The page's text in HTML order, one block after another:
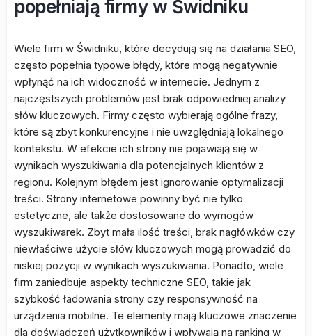
popełniają firmy w Świdniku
Wiele firm w Świdniku, które decydują się na działania SEO,
często popełnia typowe błędy, które mogą negatywnie
wpłynąć na ich widoczność w internecie. Jednym z
najczęstszych problemów jest brak odpowiedniej analizy
słów kluczowych. Firmy często wybierają ogólne frazy,
które są zbyt konkurencyjne i nie uwzględniają lokalnego
kontekstu. W efekcie ich strony nie pojawiają się w
wynikach wyszukiwania dla potencjalnych klientów z
regionu. Kolejnym błędem jest ignorowanie optymalizacji
treści. Strony internetowe powinny być nie tylko
estetyczne, ale także dostosowane do wymogów
wyszukiwarek. Zbyt mała ilość treści, brak nagłówków czy
niewłaściwe użycie słów kluczowych mogą prowadzić do
niskiej pozycji w wynikach wyszukiwania. Ponadto, wiele
firm zaniedbuje aspekty techniczne SEO, takie jak
szybkość ładowania strony czy responsywność na
urządzenia mobilne. Te elementy mają kluczowe znaczenie
dla doświadczeń użytkowników i wpływają na ranking w